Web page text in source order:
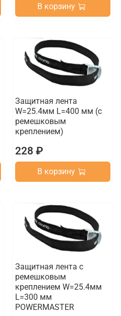
В корзину
Защитная лента
W=25.4мм L=400 мм (с
ремешковым
креплением)
228 ₽
В корзину
Защитная лента с
ремешковым
креплением W=25.4мм
L=300 мм
POWERMASTER